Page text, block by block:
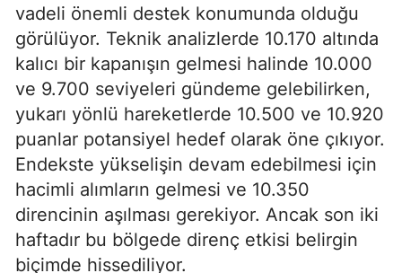
vadeli önemli destek konumunda olduğu
görülüyor. Teknik analizlerde 10.170 altında
kalıcı bir kapanışın gelmesi halinde 10.000
ve 9.700 seviyeleri gündeme gelebilirken,
yukarı yönlü hareketlerde 10.500 ve 10.920
puanlar potansiyel hedef olarak öne çıkıyor.
Endekste yükselişin devam edebilmesi için
hacimli alımların gelmesi ve 10.350
direncinin aşılması gerekiyor. Ancak son iki
haftadır bu bölgede direnç etkisi belirgin
biçimde hissediliyor.